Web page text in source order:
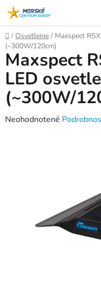
Prejsť
na
obsah
Domov
/ Osvetlenie / Maxspect
(~300W/120cm)
Maxspect
LED
(~300W/
Priemerné
Neohodnotené